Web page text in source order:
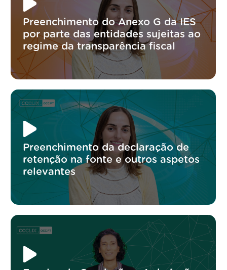
Preenchimento do Anexo G da IES
por parte das entidades sujeitas ao
regime da transparência fiscal
Preenchimento da declaração de
retenção na fonte e outros aspetos
relevantes